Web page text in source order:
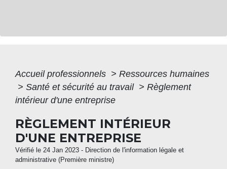
Accueil professionnels > Ressources humaines
> Santé et sécurité au travail > Règlement
intérieur d'une entreprise
RÈGLEMENT INTÉRIEUR
D'UNE ENTREPRISE
Vérifié le 24 Jan 2023 - Direction de l'information légale et
administrative (Première ministre)